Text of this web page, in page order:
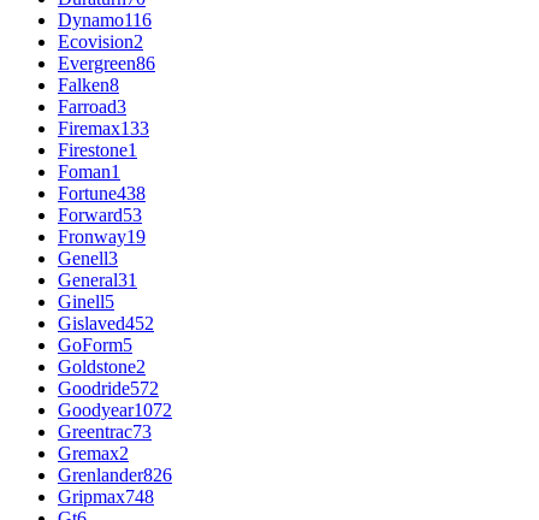
Dynamo116
Ecovision2
Evergreen86
Falken8
Farroad3
Firemax133
Firestone1
Foman1
Fortune438
Forward53
Fronway19
Genell3
General31
Ginell5
Gislaved452
GoForm5
Goldstone2
Goodride572
Goodyear1072
Greentrac73
Gremax2
Grenlander826
Gripmax748